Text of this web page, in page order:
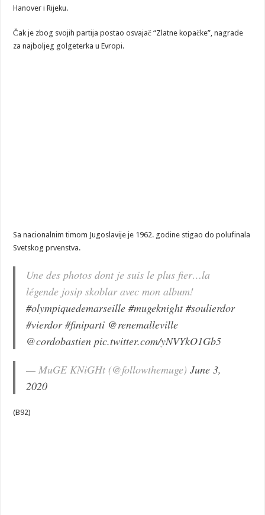
Hanover i Rijeku.
Čak je zbog svojih partija postao osvajač “Zlatne kopačke”, nagrade
za najboljeg golgeterka u Evropi.
Sa nacionalnim timom Jugoslavije je 1962. godine stigao do polufinala
Svetskog prvenstva.
Une des photos dont je suis le plus fier…la
légende josip skoblar avec mon album!
#olympiquedemarseille #mugeknight #soulierdor
#vierdor #finiparti @renemalleville
@cordobastien pic.twitter.com/yNVYkO1Gb5
— MuGE KNiGHt (@followthemuge)June 3,
2020
(B92)